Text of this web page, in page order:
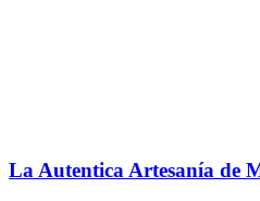
La Autentica Artesanía de